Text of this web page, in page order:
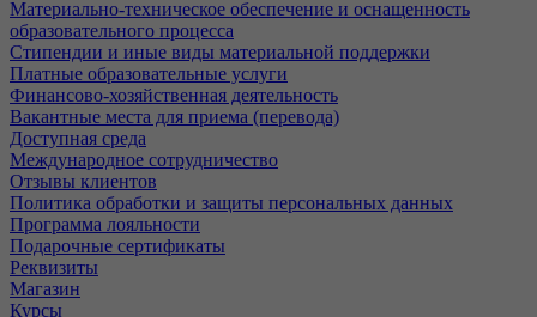
Материально-техническое обеспечение и оснащенность
образовательного процесса
Стипендии и иные виды материальной поддержки
Платные образовательные услуги
Финансово-хозяйственная деятельность
Вакантные места для приема (перевода)
Доступная среда
Международное сотрудничество
Отзывы клиентов
Политика обработки и защиты персональных данных
Программа лояльности
Подарочные сертификаты
Реквизиты
Магазин
Курсы